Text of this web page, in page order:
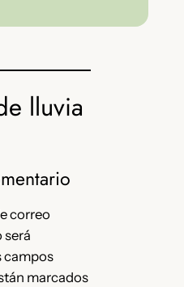
lluvia
correo
será
campos
marcados